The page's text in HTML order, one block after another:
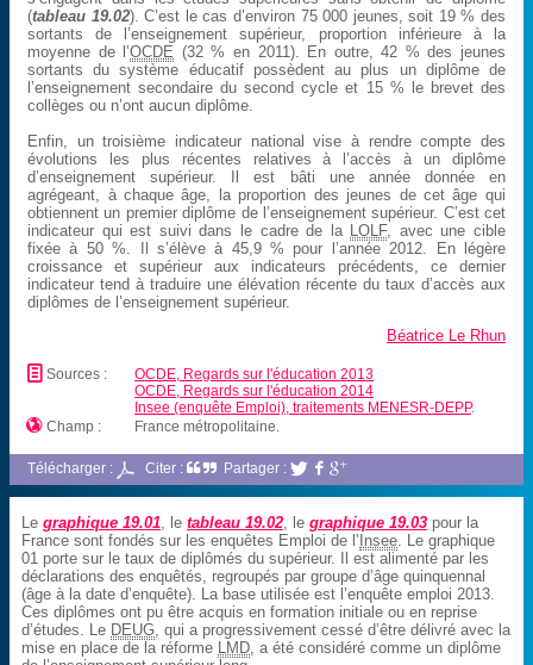
(tableau 19.02). C’est le cas d’environ 75 000 jeunes, soit 19 % des
sortants de l’enseignement supérieur, proportion inférieure à la
moyenne de l’OCDE (32 % en 2011). En outre, 42 % des jeunes
sortants du système éducatif possèdent au plus un diplôme de
l’enseignement secondaire du second cycle et 15 % le brevet des
collèges ou n’ont aucun diplôme.
Enfin, un troisième indicateur national vise à rendre compte des
évolutions les plus récentes relatives à l’accès à un diplôme
d’enseignement supérieur. Il est bâti une année donnée en
agrégeant, à chaque âge, la proportion des jeunes de cet âge qui
obtiennent un premier diplôme de l’enseignement supérieur. C’est cet
indicateur qui est suivi dans le cadre de la
LOLF, avec une cible
fixée à 50 %. Il s’élève à 45,9 % pour l’année 2012. En légère
croissance et supérieur aux indicateurs précédents, ce dernier
indicateur tend à traduire une élévation récente du taux d’accès aux
diplômes de l’enseignement supérieur.
Béatrice Le Rhun
📄 Sources :
OCDE, Regards sur l'éducation 2013
OCDE, Regards sur l'éducation 2014
Insee (enquête Emploi), traitements MENESR-DEPP.
 Champ : France métropolitaine.
Télécharger : Citer : Partager :  
Legraphique 19.01 , letableau 19.02 , legraphique 19.03 pour la
France sont fondés sur les enquêtes Emploi de l’Insee . Le graphique
01 porte sur le taux de diplômés du supérieur. Il est alimenté par les
déclarations des enquêtés, regroupés par groupe d’âge quinquennal
(âge à la date d’enquête). La base utilisée est l’enquête emploi 2013.
Ces diplômes ont pu être acquis en formation initiale ou en reprise
d’études. Le DEUG , qui a progressivement cessé d’être délivré avec la
mise en place de la réforme LMD , a été considéré comme un diplôme